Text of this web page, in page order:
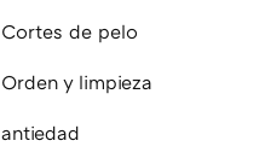
Cortes de pelo
Orden y limpieza
antiedad